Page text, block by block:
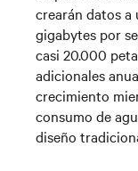
crearán datos a
gigabytes por
casi 20.000
adicionales
crecimiento
consumo de
diseño